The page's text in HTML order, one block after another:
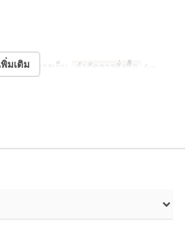
หาร อาหารเย็น จำกัดการสั่งซื้อ 6 ~
พิ่มเติม